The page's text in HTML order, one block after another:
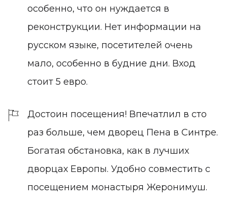
особенно, что он нуждается в
реконструкции. Нет информации на
русском языке, посетителей очень
мало, особенно в будние дни. Вход
стоит 5 евро.
Достоин посещения! Впечатлил в сто
раз больше, чем дворец Пена в Синтре.
Богатая обстановка, как в лучших
дворцах Европы. Удобно совместить с
посещением монастыря Жеронимуш.